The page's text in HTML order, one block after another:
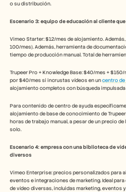
o su distribución.
Escenario 3: equipo de educación al cliente
Vimeo Starter: $12/mes de alojamiento.
100/mes). Además, herramienta de
tiempo de producción manual. Total de
Trupeer Pro + Knowledge Base: $40/mes +
por $40/mes si incrustas vídeos en un centro de
alojamiento completos con búsqueda impulsada
Para contenido de centro de ayuda
alojamiento de base de conocimiento de
horas de trabajo manual, a pesar de un precio
solo.
Escenario 4: empresa con una biblioteca de
diversos
Vimeo Enterprise: precios personalizados para
eventos e integraciones de marketing. Ideal
de vídeo diversas, incluidas marketing,